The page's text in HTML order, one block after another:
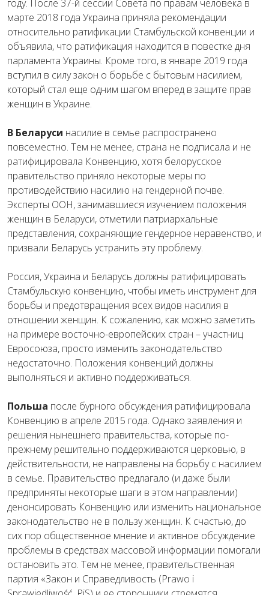
году. После 37-й сессии Совета по правам человека в
марте 2018 года Украина приняла рекомендации
относительно ратификации Стамбульской конвенции и
объявила, что ратификация находится в повестке дня
парламента Украины. Кроме того, в январе 2019 года
вступил в силу закон о борьбе с бытовым насилием,
который стал еще одним шагом вперед в защите прав
женщин в Украине.
В Беларуси насилие в семье распространено
повсеместно. Тем не менее, страна не подписала и не
ратифицировала Конвенцию, хотя белорусское
правительство приняло некоторые меры по
противодействию насилию на гендерной почве.
Эксперты ООН, занимавшиеся изучением положения
женщин в Беларуси, отметили патриархальные
представления, сохраняющие гендерное неравенство, и
призвали Беларусь устранить эту проблему.
Россия, Украина и Беларусь должны ратифицировать
Стамбульскую конвенцию, чтобы иметь инструмент для
борьбы и предотвращения всех видов насилия в
отношении женщин. К сожалению, как можно заметить
на примере восточно-европейских стран – участниц
Евросоюза, просто изменить законодательство
недостаточно. Положения конвенций должны
выполняться и активно поддерживаться.
Польша после бурного обсуждения ратифицировала
Конвенцию в апреле 2015 года. Однако заявления и
решения нынешнего правительства, которые по-
прежнему решительно поддерживаются церковью, в
действительности, не направлены на борьбу с насилием
в семье. Правительство предлагало (и даже были
предприняты некоторые шаги в этом направлении)
денонсировать Конвенцию или изменить национальное
законодательство не в пользу женщин. К счастью, до
сих пор общественное мнение и активное обсуждение
проблемы в средствах массовой информации помогали
остановить это. Тем не менее, правительственная
партия «Закон и Справедливость (Prawo i